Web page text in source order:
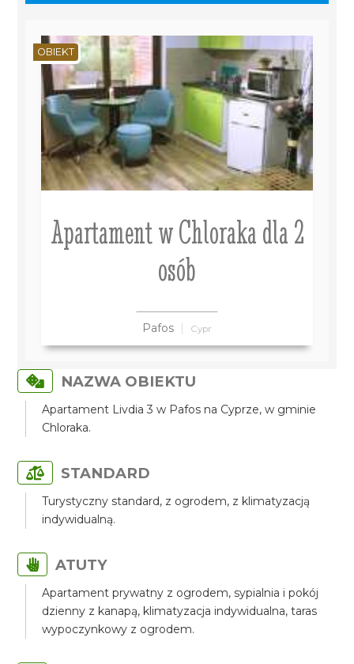
Apartament w Chloraka dla 2
osób
Pafos Cypr
OBIEKT
NAZWA OBIEKTU
Apartament Livdia 3 w Pafos na Cyprze, w gminie
Chloraka.
STANDARD
Turystyczny standard, z ogrodem, z klimatyzacją
indywidualną.
ATUTY
Apartament prywatny z ogrodem, sypialnia i pokój
dzienny z kanapą, klimatyzacja indywidualna, taras
wypoczynkowy z ogrodem.